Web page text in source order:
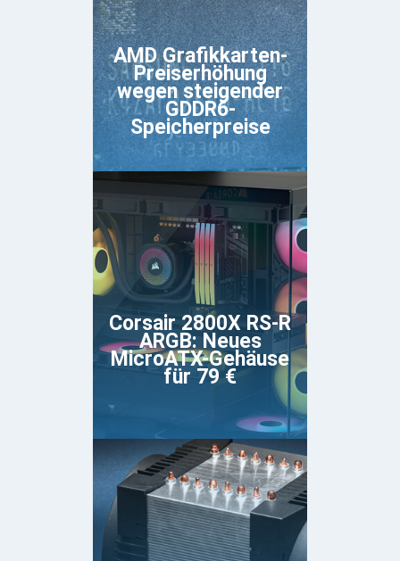
AMD Grafikkarten-
Preiserhöhung
wegen steigender
GDDR6-
Speicherpreise
Corsair 2800X RS-R
ARGB: Neues
MicroATX-Gehäuse
für 79 €